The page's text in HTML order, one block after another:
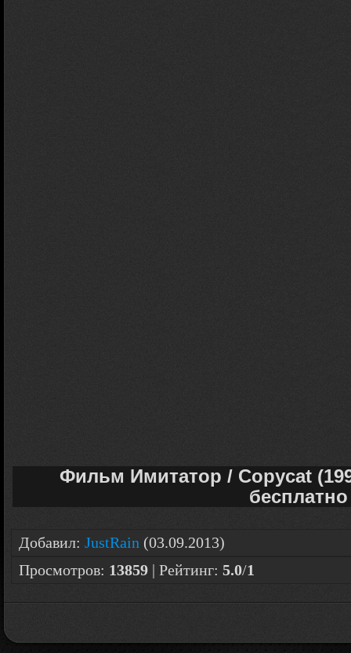
Фильм Имитатор / Copycat
бесплатно
Добавил: JustRain (03.09.2013)
Просмотров: 13859 | Рейтинг: 5.0/1